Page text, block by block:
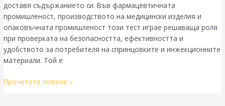
доставя съдържанието си. Във фармацевтичната
промишленост, производството на медицински изделия и
опаковъчната промишленост този тест играе решаваща роля
при проверката на безопасността, ефективността и
удобството за потребителя на спринцовките и инжекционните
материали. Той е
Прочетете повече »